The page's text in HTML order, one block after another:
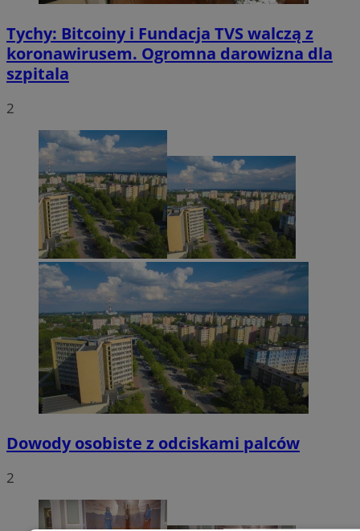
Tychy: Bitcoiny i Fundacja TVS walczą z
koronawirusem. Ogromna darowizna dla
szpitala
2
Dowody osobiste z odciskami palców
2